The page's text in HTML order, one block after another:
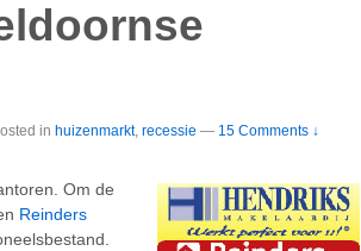
in huizenmarkt, recessie — 15 Comments ↓
Om de
Reinders